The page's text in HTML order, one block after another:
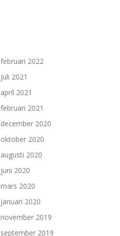
februari 2022
juli 2021
april 2021
februari 2021
december 2020
oktober 2020
augusti 2020
juni 2020
mars 2020
januari 2020
november 2019
september 2019